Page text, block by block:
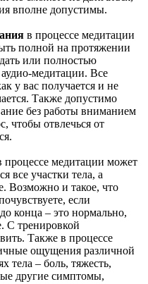
вполне допустимы.
в процессе медитации
полной на протяжении
или полностью
аудио-медитации. Все
у вас получается и не
Также допустимо
без работы вниманием
чтобы отвлечься от
процессе медитации может
все участки тела, а
Возможно и такое, что
если
конца – это нормально,
С тренировкой
Также в процессе
ощущения различной
тела – боль, тяжесть,
другие симптомы,